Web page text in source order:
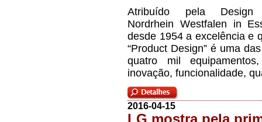
Atribuído pela Design
Nordrhein Westfalen in
desde 1954 a excelência e
“Product Design” é uma
quatro mil
inovação, funcionalidade,
2016-04-15